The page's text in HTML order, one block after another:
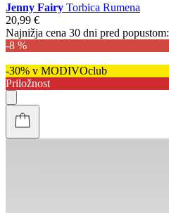
Jenny Fairy Torbica Rumena
20,99 €
Najnižja cena 30 dni pred popustom:
-8 %
-30% v MODIVOclub
Priložnost